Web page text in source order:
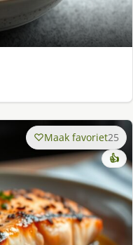
Maak favoriet25
👍